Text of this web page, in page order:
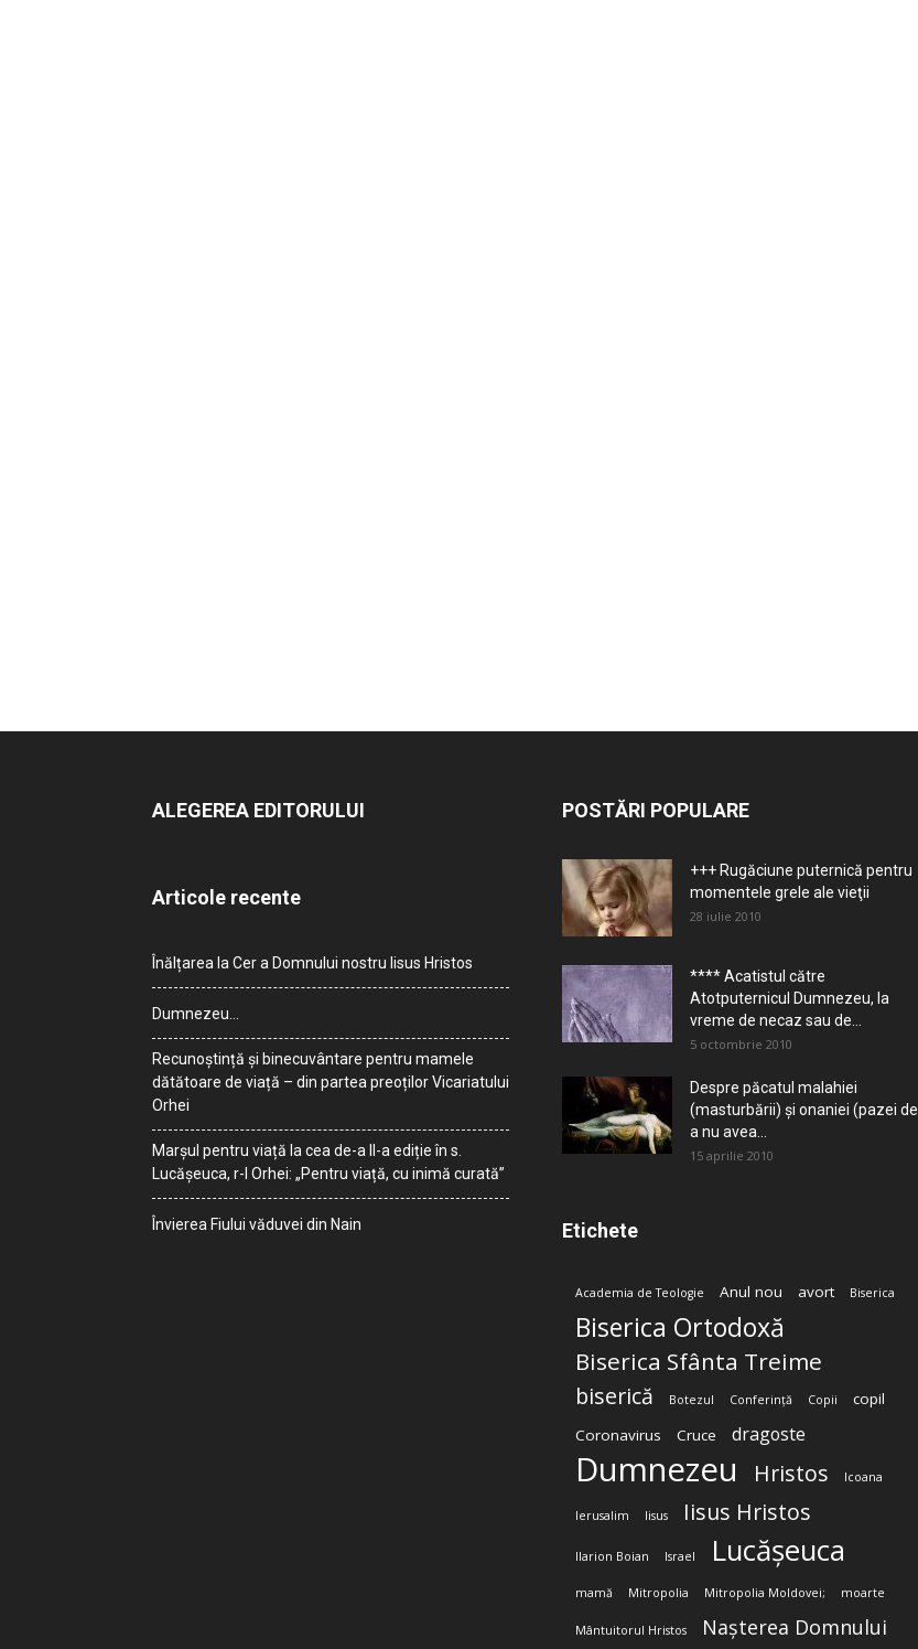
ALEGEREA EDITORULUI
Articole recente
Înălțarea la Cer a Domnului nostru Iisus Hristos
Dumnezeu…
Recunoștință și binecuvântare pentru mamele
dătătoare de viață – din partea preoților Vicariatului
Orhei
Marșul pentru viață la cea de-a II-a ediție în s.
Lucășeuca, r-l Orhei: „Pentru viață, cu inimă curată”
Învierea Fiului văduvei din Nain
POSTĂRI POPULARE
+++ Rugăciune puternică pentru
momentele grele ale vieţii
28 iulie 2010
**** Acatistul către
Atotputernicul Dumnezeu, la
vreme de necaz sau de...
5 octombrie 2010
Despre păcatul malahiei
(masturbării) şi onaniei (pazei de
a nu avea...
15 aprilie 2010
Etichete
Academia de Teologie Anul nou avort Biserica
Biserica Ortodoxă
Biserica Sfânta Treime
biserică Botezul Conferință Copii
copil
Coronavirus
Cruce dragoste
Dumnezeu Hristos Icoana
Ierusalim Iisus Iisus Hristos
Ilarion Boian Israel Lucășeuca
mamă Mitropolia Mitropolia Moldovei; moarte
Mântuitorul Hristos Nașterea Domnului